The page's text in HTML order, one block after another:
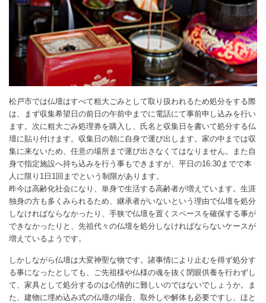
松戸市では仏壇はすべて粗大ごみとして取り扱われるため処分をする際
は、まず収集希望日の前日の午前中までに電話にて事前申し込みを行い
ます。次に粗大ごみ処理券を購入し、氏名と収集日を書いて処分する仏
壇に貼り付けます。収集日の朝に自身で運び出します。家の中までは収
集に来ないため、任意の場所まで運び出さなくてはなりません。また自
身で指定施設へ持ち込みを行う事もできますが、平日の16:30までで本
人に限り1日1回までという制限があります。
昨今は高齢化社会になり、単身で生活する高齢者が増えています。生涯
独身の方も多くみられるため、継承者がいないという理由で仏壇を処分
しなければならなかったり、手狭で仏壇を置くスペースを確保する事が
できなかったりと、先祖代々の仏壇を処分しなければならないケースが
増えているようです。
しかしながら仏壇は大変神聖な物です。諸事情により止むを得ず処分す
る事になったとしても、ご先祖様や仏様の魂を抜く閉眼供養を行わずし
て、家具として処分するのは心情的に難しいのではないでしょうか。ま
た、建物に埋め込み式の仏壇の場合、取外しや解体も必要ですし、ほと